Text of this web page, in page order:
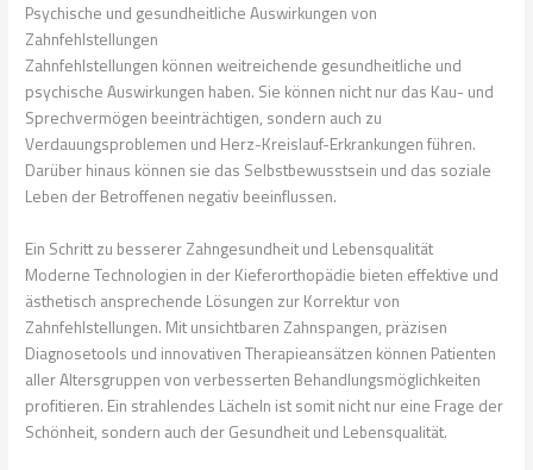
Psychische und gesundheitliche Auswirkungen von
Zahnfehlstellungen
Zahnfehlstellungen können weitreichende gesundheitliche und
psychische Auswirkungen haben. Sie können nicht nur das Kau- und
Sprechvermögen beeinträchtigen, sondern auch zu
Verdauungsproblemen und Herz-Kreislauf-Erkrankungen führen.
Darüber hinaus können sie das Selbstbewusstsein und das soziale
Leben der Betroffenen negativ beeinflussen.
Ein Schritt zu besserer Zahngesundheit und Lebensqualität
Moderne Technologien in der Kieferorthopädie bieten effektive und
ästhetisch ansprechende Lösungen zur Korrektur von
Zahnfehlstellungen. Mit unsichtbaren Zahnspangen, präzisen
Diagnosetools und innovativen Therapieansätzen können Patienten
aller Altersgruppen von verbesserten Behandlungsmöglichkeiten
profitieren. Ein strahlendes Lächeln ist somit nicht nur eine Frage der
Schönheit, sondern auch der Gesundheit und Lebensqualität.